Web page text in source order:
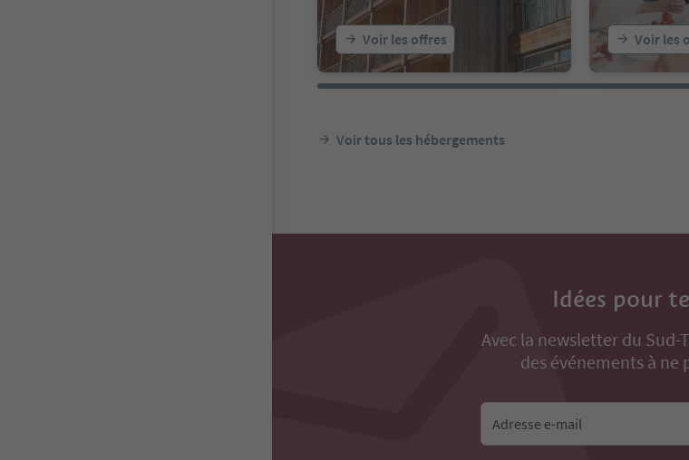
Voir les offres Voir les
Voir tous les hébergements
Idées pour
Avec la newsletter du
des événements à ne
Adresse e-mail